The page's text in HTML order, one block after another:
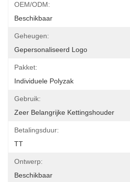
OEM/ODM:
Beschikbaar
Geheugen:
Gepersonaliseerd Logo
Pakket:
Individuele Polyzak
Gebruik:
Zeer Belangrijke Kettingshouder
Betalingsduur:
TT
Ontwerp:
Beschikbaar